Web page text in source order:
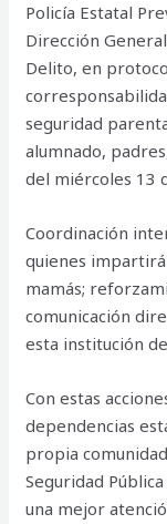
Policía Estatal
Dirección
Delito, en
seguridad
alumnado,
del miércoles 13
Coordinación
quienes
mamás;
comunicación
esta institución
Con estas
dependencias
propia
Seguridad
una mejor